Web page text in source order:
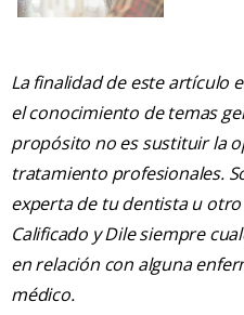
La finalidad de este artículo
el conocimiento de temas
propósito no es sustituir la
tratamiento profesionales.
experta de tu dentista u
Calificado y Dile siempre
en relación con alguna
médico.